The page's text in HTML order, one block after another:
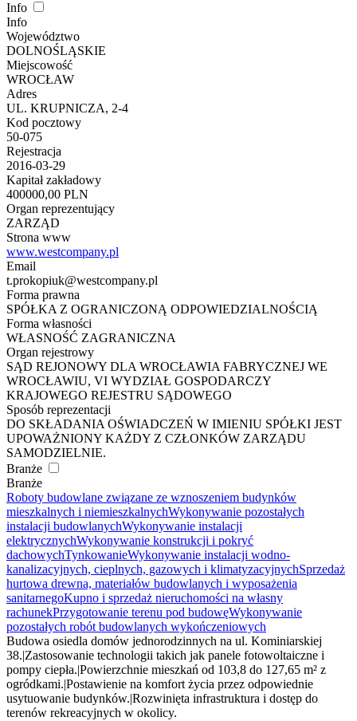
Info
Info
Województwo
DOLNOŚLĄSKIE
Miejscowość
WROCŁAW
Adres
UL. KRUPNICZA, 2-4
Kod pocztowy
50-075
Rejestracja
2016-03-29
Kapitał zakładowy
400000,00 PLN
Organ reprezentujący
ZARZĄD
Strona www
www.westcompany.pl
Email
t.prokopiuk@westcompany.pl
Forma prawna
SPÓŁKA Z OGRANICZONĄ ODPOWIEDZIALNOŚCIĄ
Forma własności
WŁASNOŚĆ ZAGRANICZNA
Organ rejestrowy
SĄD REJONOWY DLA WROCŁAWIA FABRYCZNEJ WE
WROCŁAWIU, VI WYDZIAŁ GOSPODARCZY
KRAJOWEGO REJESTRU SĄDOWEGO
Sposób reprezentacji
DO SKŁADANIA OŚWIADCZEŃ W IMIENIU SPÓŁKI JEST
UPOWAŻNIONY KAŻDY Z CZŁONKÓW ZARZĄDU
SAMODZIELNIE.
Branże
Branże
Roboty budowlane związane ze wznoszeniem budynków
mieszkalnych i niemieszkalnychWykonywanie pozostałych
instalacji budowlanychWykonywanie instalacji
elektrycznychWykonywanie konstrukcji i pokryć
dachowychTynkowanieWykonywanie instalacji wodno-
kanalizacyjnych, cieplnych, gazowych i klimatyzacyjnychSprzedaż
hurtowa drewna, materiałów budowlanych i wyposażenia
sanitarnegoKupno i sprzedaż nieruchomości na własny
rachunekPrzygotowanie terenu pod budowęWykonywanie
pozostałych robót budowlanych wykończeniowych
Budowa osiedla domów jednorodzinnych na ul. Kominiarskiej
38. Zastosowanie technologii takich jak panele fotowoltaiczne i
pompy ciepła. Powierzchnie mieszkań od 103,8 do 127,65 m² z
ogródkami. Postawienie na komfort życia przez odpowiednie
usytuowanie budynków. Rozwinięta infrastruktura i dostęp do
terenów rekreacyjnych w okolicy.